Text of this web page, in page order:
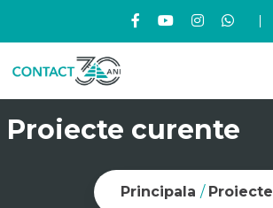
Proiecte curente
Principala / Proiecte